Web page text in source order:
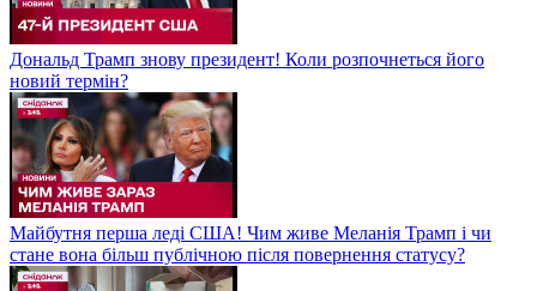
Дональд Трамп знову президент! Коли розпочнеться його
новий термін?
Майбутня перша леді США! Чим живе Меланія Трамп і чи
стане вона більш публічною після повернення статусу?